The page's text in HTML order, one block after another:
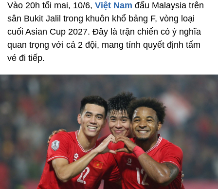
Vào 20h tối mai, 10/6, Việt Nam đấu Malaysia trên
sân Bukit Jalil trong khuôn khổ bảng F, vòng loại
cuối Asian Cup 2027. Đây là trận chiến có ý nghĩa
quan trọng với cả 2 đội, mang tính quyết định tấm
vé đi tiếp.